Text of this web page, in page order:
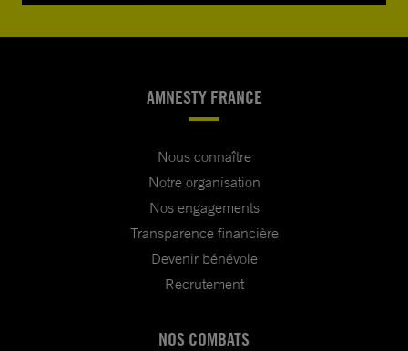
AMNESTY FRANCE
Nous connaître
Notre organisation
Nos engagements
Transparence financière
Devenir bénévole
Recrutement
NOS COMBATS